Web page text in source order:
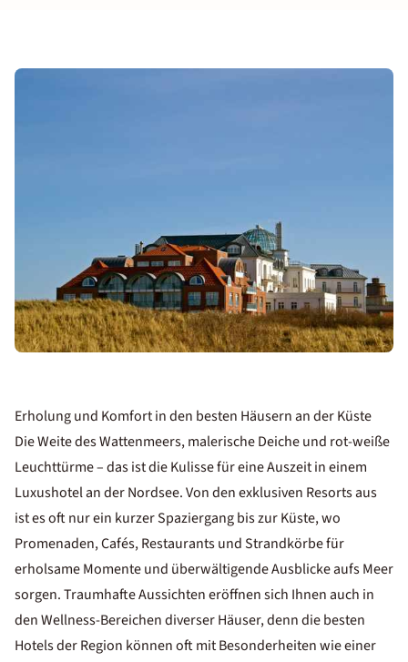
Erholung und Komfort in den besten Häusern an der Küste
Die Weite des Wattenmeers, malerische Deiche und rot-weiße
Leuchttürme – das ist die Kulisse für eine Auszeit in einem
Luxushotel an der Nordsee. Von den exklusiven Resorts aus
ist es oft nur ein kurzer Spaziergang bis zur Küste, wo
Promenaden, Cafés, Restaurants und Strandkörbe für
erholsame Momente und überwältigende Ausblicke aufs Meer
sorgen. Traumhafte Aussichten eröffnen sich Ihnen auch in
den Wellness-Bereichen diverser Häuser, denn die besten
Hotels der Region können oft mit Besonderheiten wie einer